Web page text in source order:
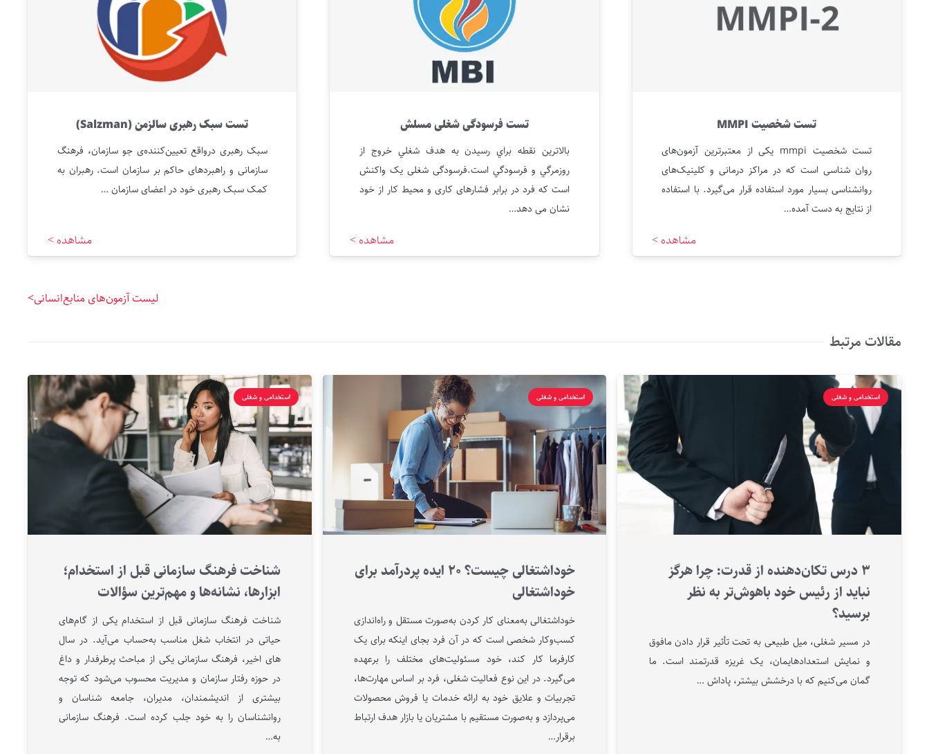
تست شخصیت MMPI
تست شخصیت mmpi یکی از معتبرترین آزمون‌های
روان شناسی است که در مراکز درمانی و کلینیک‌های
روانشناسی بسیار مورد استفاده قرار می‌گیرد. با استفاده
از نتایج به دست آمده…
مشاهده >
تست فرسودگی شغلی مسلش
بالاترين نقطه براي رسيدن به هدف شغلي خروج از
روزمرگي و فرسودگي است.فرسودگی شغلی یک واکنش
است که فرد در برابر فشارهای کاری و محیط کار از خود
نشان می دهد…
مشاهده >
تست سبک رهبری سالزمن (Salzman)
سبک رهبری درواقع تعیین‌کننده‌ی جو سازمان، فرهنگ
سازمانی و راهبردهای حاکم بر سازمان است. رهبران به
کمک سبک رهبری خود در اعضای سازمان …
مشاهده >
لیست آزمون‌های منابع‌انسانی>
مقالات مرتبط
استخدامی و شغلی
3 درس تکان‌دهنده از قدرت: چرا هرگز
نباید از رئیس خود باهوش‌تر به نظر
برسید؟
در مسیر شغلی، میل طبیعی به تحت تأثیر قرار دادن مافوق
و نمایش استعدادهایمان، یک غریزه قدرتمند است. ما
گمان می‌کنیم که با درخشش بیشتر، پاداش …
استخدامی و شغلی
خوداشتغالی چیست؟ ۲۰ ایده پردرآمد برای
خوداشتغالی
خوداشتغالی به‌معنای کار کردن به‌صورت مستقل و راه‌اندازی
کسب‌وکار شخصی است که در آن فرد بجای اینکه برای یک
کارفرما کار کند، خود مسئولیت‌های مختلف را برعهده
می‌گیرد. در این نوع فعالیت شغلی، فرد بر اساس مهارت‌ها،
تجربیات و علایق خود به ارائه خدمات یا فروش محصولات
می‌پردازد و به‌صورت مستقیم با مشتریان یا بازار هدف ارتباط
برقرار…
استخدامی و شغلی
شناخت فرهنگ سازمانی قبل از استخدام؛
ابزارها، نشانه‌ها و مهم‌ترین سؤالات
شناخت فرهنگ سازمانی قبل از استخدام یکی از گام‌های
حیاتی در انتخاب شغل مناسب به‌حساب می‌آید. در سال
های اخیر، فرهنگ سازمانی یکی از مباحث پرطرفدار و داغ
در حوزه‌ رفتار سازمان و مدیریت محسوب می‌شود که توجه
بیشتری از اندیشمندان، مدیران، جامعه شناسان و
روانشناسان را به خود جلب کرده است. فرهنگ سازمانی
به…